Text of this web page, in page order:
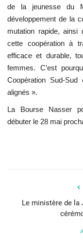
de la jeunesse du
développement de la
mutation rapide, ainsi
cette coopération à
efficace et durable,
femmes. C’est
Coopération Sud-
alignés ».
La Bourse Nasser
débuter le 28 mai
Le ministère de la